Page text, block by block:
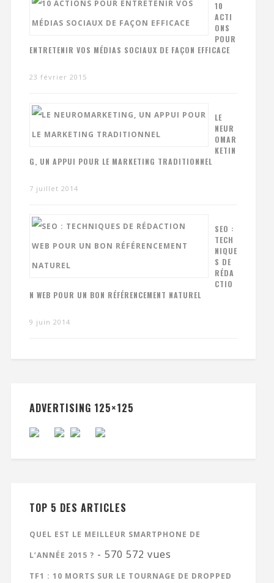
10
ACTI
ONS
POUR
ENTRETENIR VOS MÉDIAS SOCIAUX DE FAÇON EFFICACE
23 février 2015
LE
NEUR
OMAR
KETIN
G, UN APPUI POUR LE MARKETING TRADITIONNEL
7 juillet 2014
SEO :
TECH
NIQUE
S DE
RÉDA
CTIO
N WEB POUR UN BON RÉFÉRENCEMENT NATUREL
9 juin 2014
ADVERTISING 125×125
TOP 5 DES ARTICLES
QUEL EST LE MEILLEUR SMARTPHONE DE
L’ANNÉE 2015 ? - 570 572 vues
TF1 : 10 MORTS SUR LE TOURNAGE DE DROPPED